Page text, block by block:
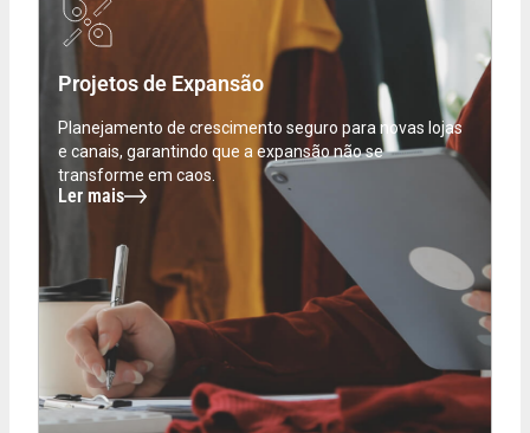
Projetos de Expansão
Planejamento de crescimento seguro para novas lojas
e canais, garantindo que a expansão não se
transforme em caos.
Ler mais